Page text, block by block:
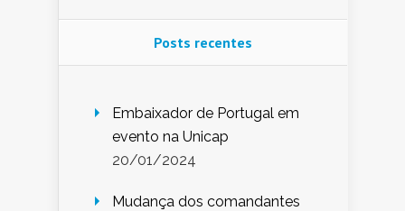
Posts recentes
Embaixador de Portugal em
evento na Unicap
20/01/2024
Mudança dos comandantes